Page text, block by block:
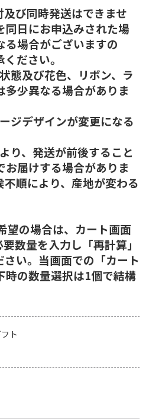
び同時発送はできませ
同日にお申込みされた場
る場合がございますの
ださい。
態及び花色、リボン、ラ
多少異なる場合がありま
ジデザインが変更になる
り、発送が前後すること
届けする場合がありま
順により、産地が変わる
の場合は、カート画面
数量を入力し「再計算」
い。当画面での「カート
時の数量選択は1個で結構
ト